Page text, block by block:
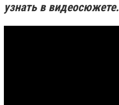
узнать в видеосюжете.